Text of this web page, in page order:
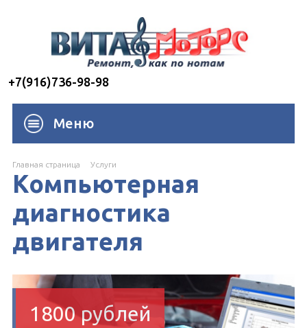
+7(916)736-98-98
Меню
Главная страница Услуги
Компьютерная
диагностика
двигателя
1800 рублей